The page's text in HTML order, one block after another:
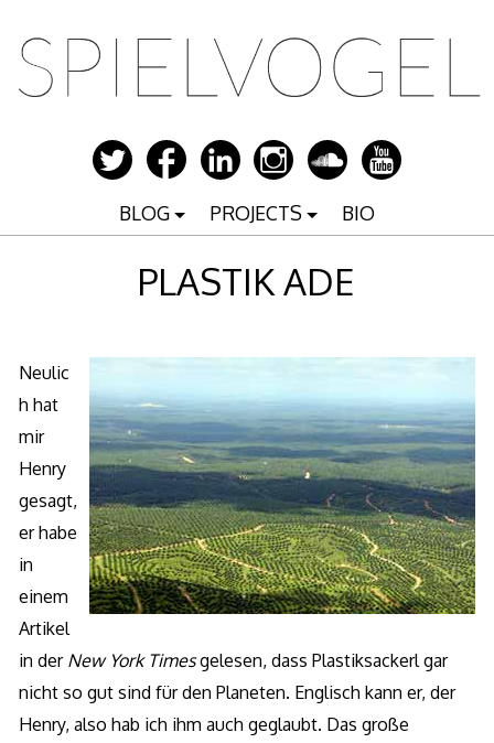
Inhalt
springen
BLOG PROJECTS BIO
PLASTIK ADE
Neulic
h hat
mir
Henry
gesagt,
er habe
in
einem
Artikel
in der New York Timesgelesen, dass Plastiksackerl gar
nicht so gut sind für den Planeten. Englisch kann er, der
Henry, also hab ich ihm auch geglaubt. Das große